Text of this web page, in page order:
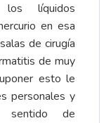
líquidos
en esa
de cirugía
de muy
esto le
personales y
sentido de